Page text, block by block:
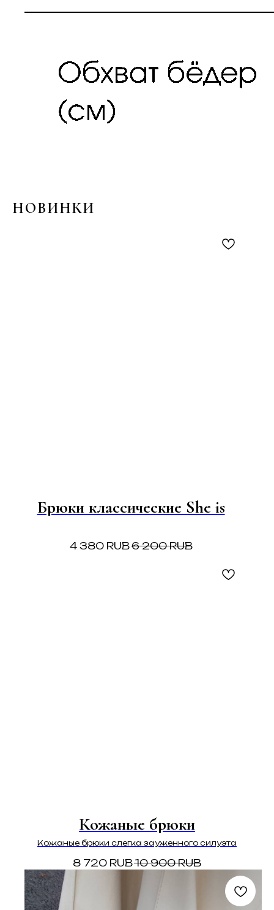
НОВИНКИ
Брюки классические She is
4 380 RUB6 200 RUB
Кожаные брюки
Кожаные брюки слегка зауженного силуэта
8 720 RUB10 900 RUB